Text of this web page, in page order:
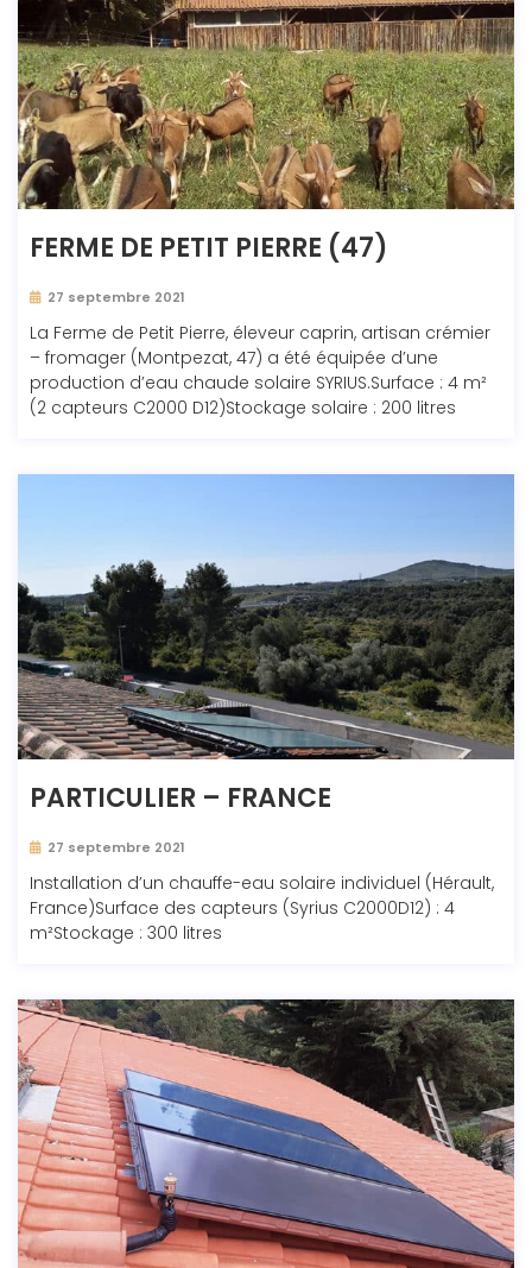
FERME DE PETIT PIERRE (47)
27 septembre 2021
La Ferme de Petit Pierre, éleveur caprin, artisan crémier
– fromager (Montpezat, 47) a été équipée d’une
production d’eau chaude solaire SYRIUS.Surface : 4 m²
(2 capteurs C2000 D12)Stockage solaire : 200 litres
PARTICULIER – FRANCE
27 septembre 2021
Installation d’un chauffe-eau solaire individuel (Hérault,
France)Surface des capteurs (Syrius C2000D12) : 4
m²Stockage : 300 litres